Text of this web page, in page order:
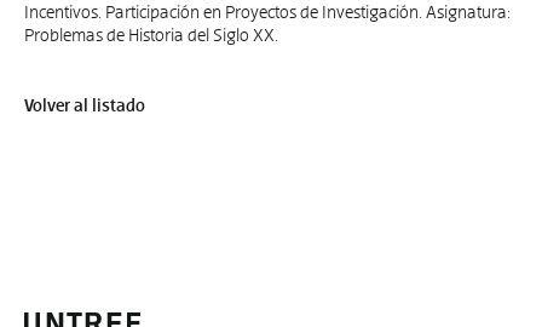
Incentivos. Participación en Proyectos de Investigación. Asignatura:
Problemas de Historia del Siglo XX.
Volver al listado